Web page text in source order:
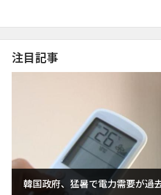
注目記事
韓国政府、猛暑で電力需要が過